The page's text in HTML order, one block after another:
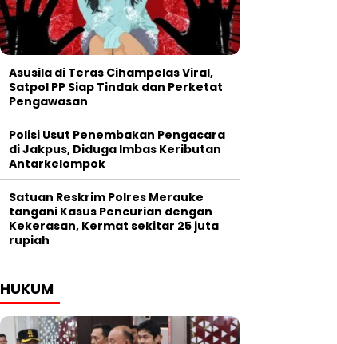
Asusila di Teras Cihampelas Viral,
Satpol PP Siap Tindak dan Perketat
Pengawasan
Polisi Usut Penembakan Pengacara
di Jakpus, Diduga Imbas Keributan
Antarkelompok
Satuan Reskrim Polres Merauke
tangani Kasus Pencurian dengan
Kekerasan, Kermat sekitar 25 juta
rupiah
HUKUM